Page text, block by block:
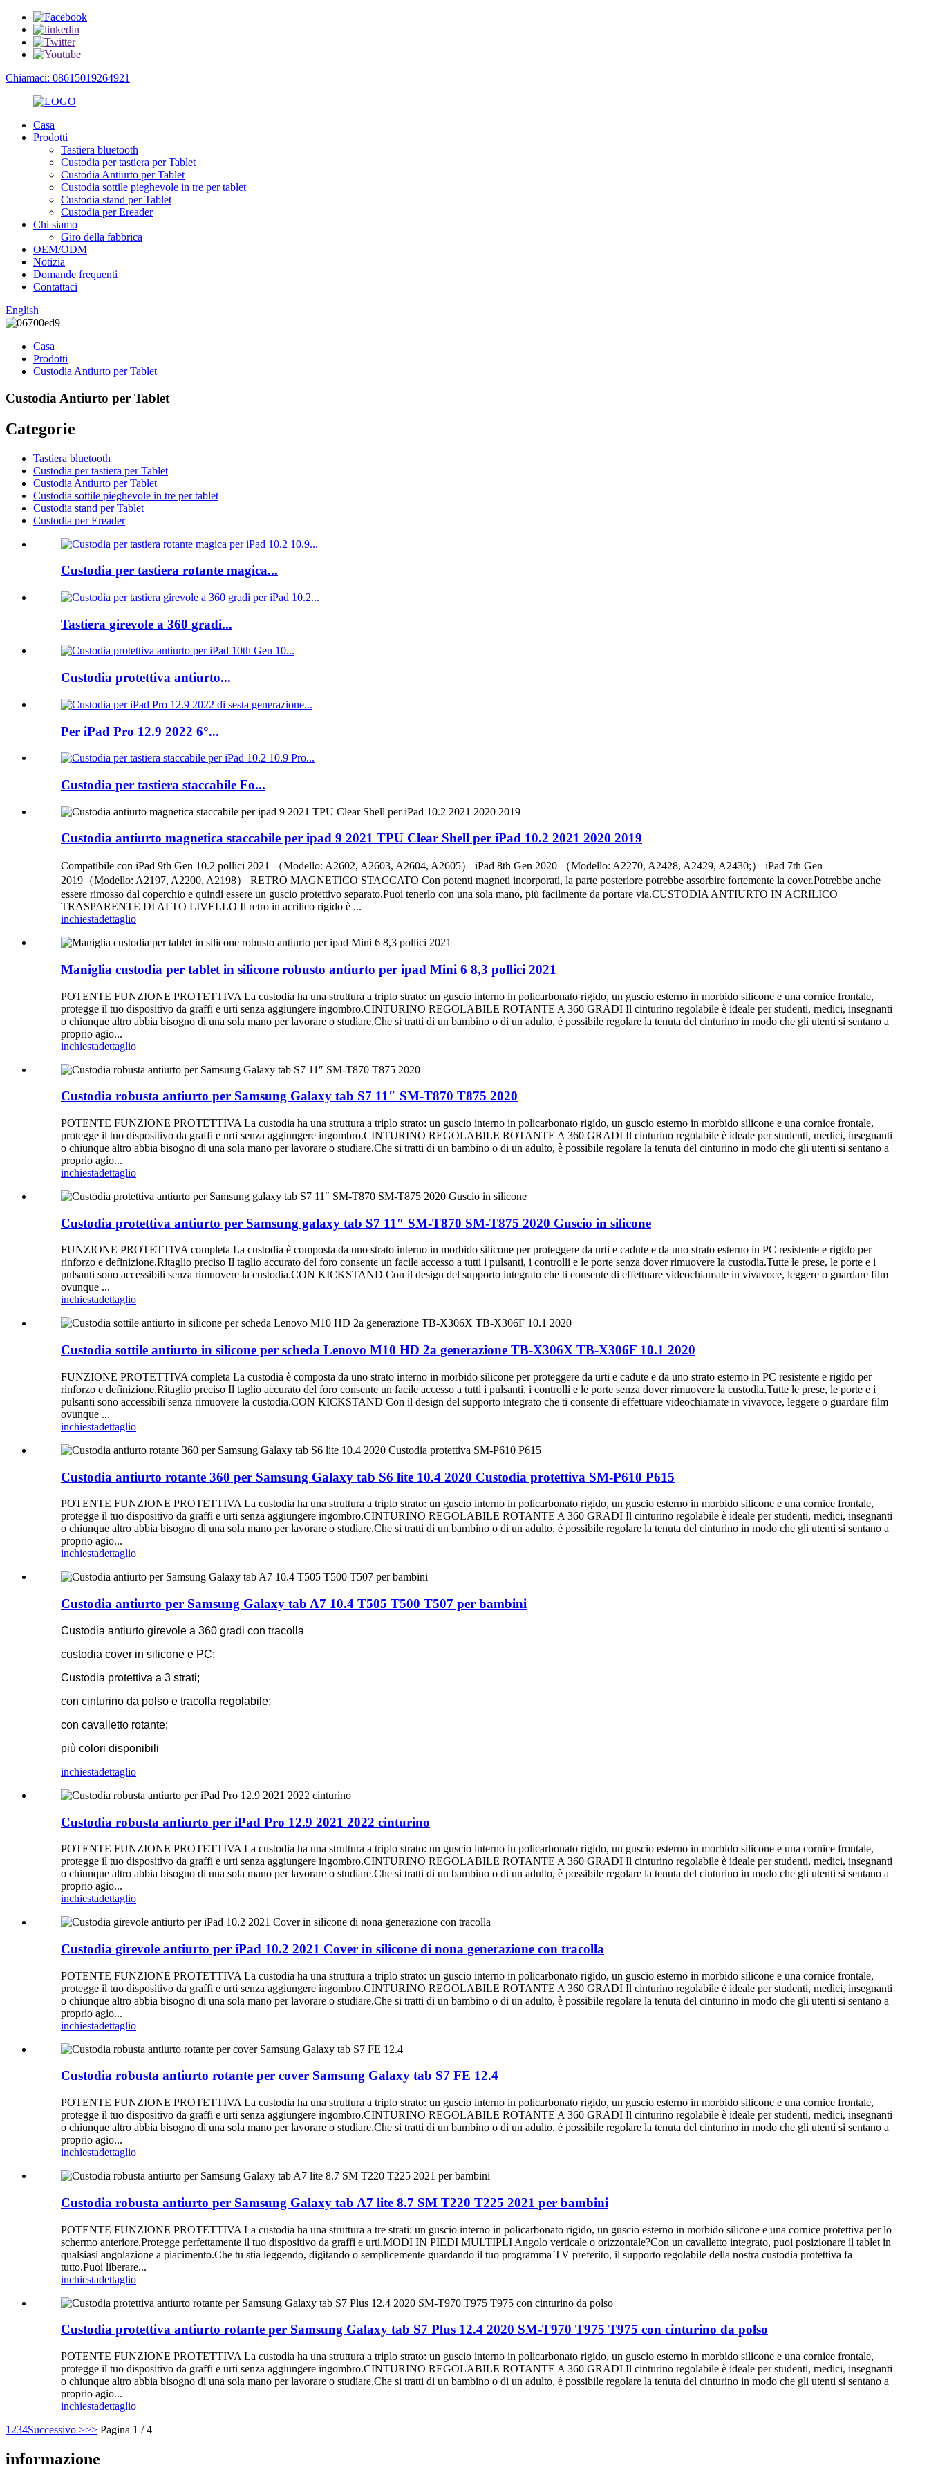
Chiamaci: 08615019264921
Casa
Prodotti
Tastiera bluetooth
Custodia per tastiera per Tablet
Custodia Antiurto per Tablet
Custodia sottile pieghevole in tre per tablet
Custodia stand per Tablet
Custodia per Ereader
Chi siamo
Giro della fabbrica
OEM/ODM
Notizia
Domande frequenti
Contattaci
English
Casa
Prodotti
Custodia Antiurto per Tablet
Custodia Antiurto per Tablet
Categorie
Tastiera bluetooth
Custodia per tastiera per Tablet
Custodia Antiurto per Tablet
Custodia sottile pieghevole in tre per tablet
Custodia stand per Tablet
Custodia per Ereader
Custodia per tastiera rotante magica...
Tastiera girevole a 360 gradi...
Custodia protettiva antiurto...
Per iPad Pro 12.9 2022 6°...
Custodia per tastiera staccabile Fo...
Custodia antiurto magnetica staccabile per ipad 9 2021 TPU Clear Shell per iPad 10.2 2021 2020 2019
Compatibile con iPad 9th Gen 10.2 pollici 2021 （Modello: A2602, A2603, A2604, A2605） iPad 8th Gen 2020 （Modello: A2270, A2428, A2429, A2430;） iPad 7th Gen
2019（Modello: A2197, A2200, A2198） RETRO MAGNETICO STACCATO Con potenti magneti incorporati, la parte posteriore potrebbe assorbire fortemente la cover.Potrebbe anche
essere rimosso dal coperchio e quindi essere un guscio protettivo separato.Puoi tenerlo con una sola mano, più facilmente da portare via.CUSTODIA ANTIURTO IN ACRILICO
TRASPARENTE DI ALTO LIVELLO Il retro in acrilico rigido è ...
inchiestadettaglio
Maniglia custodia per tablet in silicone robusto antiurto per ipad Mini 6 8,3 pollici 2021
POTENTE FUNZIONE PROTETTIVA La custodia ha una struttura a triplo strato: un guscio interno in policarbonato rigido, un guscio esterno in morbido silicone e una cornice frontale,
protegge il tuo dispositivo da graffi e urti senza aggiungere ingombro.CINTURINO REGOLABILE ROTANTE A 360 GRADI Il cinturino regolabile è ideale per studenti, medici, insegnanti
o chiunque altro abbia bisogno di una sola mano per lavorare o studiare.Che si tratti di un bambino o di un adulto, è possibile regolare la tenuta del cinturino in modo che gli utenti si sentano a
proprio agio...
inchiestadettaglio
Custodia robusta antiurto per Samsung Galaxy tab S7 11″ SM-T870 T875 2020
POTENTE FUNZIONE PROTETTIVA La custodia ha una struttura a triplo strato: un guscio interno in policarbonato rigido, un guscio esterno in morbido silicone e una cornice frontale,
protegge il tuo dispositivo da graffi e urti senza aggiungere ingombro.CINTURINO REGOLABILE ROTANTE A 360 GRADI Il cinturino regolabile è ideale per studenti, medici, insegnanti
o chiunque altro abbia bisogno di una sola mano per lavorare o studiare.Che si tratti di un bambino o di un adulto, è possibile regolare la tenuta del cinturino in modo che gli utenti si sentano a
proprio agio...
inchiestadettaglio
Custodia protettiva antiurto per Samsung galaxy tab S7 11″ SM-T870 SM-T875 2020 Guscio in silicone
FUNZIONE PROTETTIVA completa La custodia è composta da uno strato interno in morbido silicone per proteggere da urti e cadute e da uno strato esterno in PC resistente e rigido per
rinforzo e definizione.Ritaglio preciso Il taglio accurato del foro consente un facile accesso a tutti i pulsanti, i controlli e le porte senza dover rimuovere la custodia.Tutte le prese, le porte e i
pulsanti sono accessibili senza rimuovere la custodia.CON KICKSTAND Con il design del supporto integrato che ti consente di effettuare videochiamate in vivavoce, leggere o guardare film
ovunque ...
inchiestadettaglio
Custodia sottile antiurto in silicone per scheda Lenovo M10 HD 2a generazione TB-X306X TB-X306F 10.1 2020
FUNZIONE PROTETTIVA completa La custodia è composta da uno strato interno in morbido silicone per proteggere da urti e cadute e da uno strato esterno in PC resistente e rigido per
rinforzo e definizione.Ritaglio preciso Il taglio accurato del foro consente un facile accesso a tutti i pulsanti, i controlli e le porte senza dover rimuovere la custodia.Tutte le prese, le porte e i
pulsanti sono accessibili senza rimuovere la custodia.CON KICKSTAND Con il design del supporto integrato che ti consente di effettuare videochiamate in vivavoce, leggere o guardare film
ovunque ...
inchiestadettaglio
Custodia antiurto rotante 360 ​​per Samsung Galaxy tab S6 lite 10.4 2020 Custodia protettiva SM-P610 P615
POTENTE FUNZIONE PROTETTIVA La custodia ha una struttura a triplo strato: un guscio interno in policarbonato rigido, un guscio esterno in morbido silicone e una cornice frontale,
protegge il tuo dispositivo da graffi e urti senza aggiungere ingombro.CINTURINO REGOLABILE ROTANTE A 360 GRADI Il cinturino regolabile è ideale per studenti, medici, insegnanti
o chiunque altro abbia bisogno di una sola mano per lavorare o studiare.Che si tratti di un bambino o di un adulto, è possibile regolare la tenuta del cinturino in modo che gli utenti si sentano a
proprio agio...
inchiestadettaglio
Custodia antiurto per Samsung Galaxy tab A7 10.4 T505 T500 T507 per bambini
Custodia antiurto girevole a 360 gradi con tracolla
custodia cover in silicone e PC;
Custodia protettiva a 3 strati;
con cinturino da polso e tracolla regolabile;
con cavalletto rotante;
più colori disponibili
inchiestadettaglio
Custodia robusta antiurto per iPad Pro 12.9 2021 2022 cinturino
POTENTE FUNZIONE PROTETTIVA La custodia ha una struttura a triplo strato: un guscio interno in policarbonato rigido, un guscio esterno in morbido silicone e una cornice frontale,
protegge il tuo dispositivo da graffi e urti senza aggiungere ingombro.CINTURINO REGOLABILE ROTANTE A 360 GRADI Il cinturino regolabile è ideale per studenti, medici, insegnanti
o chiunque altro abbia bisogno di una sola mano per lavorare o studiare.Che si tratti di un bambino o di un adulto, è possibile regolare la tenuta del cinturino in modo che gli utenti si sentano a
proprio agio...
inchiestadettaglio
Custodia girevole antiurto per iPad 10.2 2021 Cover in silicone di nona generazione con tracolla
POTENTE FUNZIONE PROTETTIVA La custodia ha una struttura a triplo strato: un guscio interno in policarbonato rigido, un guscio esterno in morbido silicone e una cornice frontale,
protegge il tuo dispositivo da graffi e urti senza aggiungere ingombro.CINTURINO REGOLABILE ROTANTE A 360 GRADI Il cinturino regolabile è ideale per studenti, medici, insegnanti
o chiunque altro abbia bisogno di una sola mano per lavorare o studiare.Che si tratti di un bambino o di un adulto, è possibile regolare la tenuta del cinturino in modo che gli utenti si sentano a
proprio agio...
inchiestadettaglio
Custodia robusta antiurto rotante per cover Samsung Galaxy tab S7 FE 12.4
POTENTE FUNZIONE PROTETTIVA La custodia ha una struttura a triplo strato: un guscio interno in policarbonato rigido, un guscio esterno in morbido silicone e una cornice frontale,
protegge il tuo dispositivo da graffi e urti senza aggiungere ingombro.CINTURINO REGOLABILE ROTANTE A 360 GRADI Il cinturino regolabile è ideale per studenti, medici, insegnanti
o chiunque altro abbia bisogno di una sola mano per lavorare o studiare.Che si tratti di un bambino o di un adulto, è possibile regolare la tenuta del cinturino in modo che gli utenti si sentano a
proprio agio...
inchiestadettaglio
Custodia robusta antiurto per Samsung Galaxy tab A7 lite 8.7 SM T220 T225 2021 per bambini
POTENTE FUNZIONE PROTETTIVA La custodia ha una struttura a tre strati: un guscio interno in policarbonato rigido, un guscio esterno in morbido silicone e una cornice protettiva per lo
schermo anteriore.Protegge perfettamente il tuo dispositivo da graffi e urti.MODI IN PIEDI MULTIPLI Angolo verticale o orizzontale?Con un cavalletto integrato, puoi posizionare il tablet in
qualsiasi angolazione a piacimento.Che tu stia leggendo, digitando o semplicemente guardando il tuo programma TV preferito, il supporto regolabile della nostra custodia protettiva fa
tutto.Puoi liberare...
inchiestadettaglio
Custodia protettiva antiurto rotante per Samsung Galaxy tab S7 Plus 12.4 2020 SM-T970 T975 T975 con cinturino da polso
POTENTE FUNZIONE PROTETTIVA La custodia ha una struttura a triplo strato: un guscio interno in policarbonato rigido, un guscio esterno in morbido silicone e una cornice frontale,
protegge il tuo dispositivo da graffi e urti senza aggiungere ingombro.CINTURINO REGOLABILE ROTANTE A 360 GRADI Il cinturino regolabile è ideale per studenti, medici, insegnanti
o chiunque altro abbia bisogno di una sola mano per lavorare o studiare.Che si tratti di un bambino o di un adulto, è possibile regolare la tenuta del cinturino in modo che gli utenti si sentano a
proprio agio...
inchiestadettaglio
1 234Successivo >>> Pagina 1 / 4
informazione